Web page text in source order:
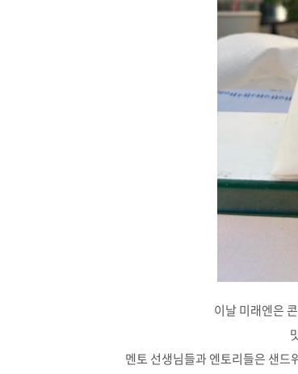
이날 미래엔은
멘토 선생님들과 엔토리들은 샌드